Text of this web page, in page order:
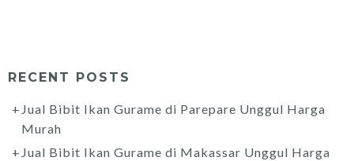
RECENT POSTS
Jual Bibit Ikan Gurame di Parepare Unggul Harga
Murah
Jual Bibit Ikan Gurame di Makassar Unggul Harga